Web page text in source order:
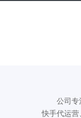
公司专注
快手代运